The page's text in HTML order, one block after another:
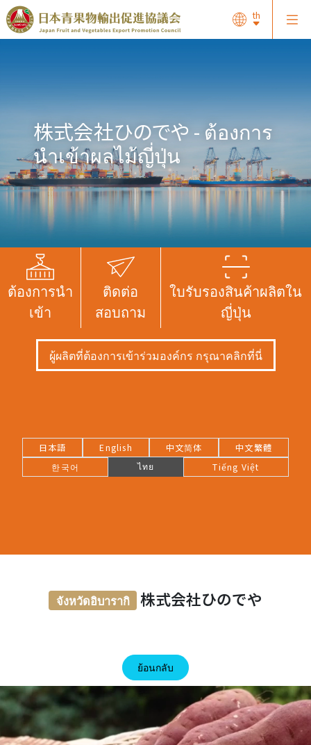
th
株式会社ひのでや - ต้องการ
นำเข้าผลไม้ญี่ปุ่น
ต้องการนำ
เข้า
ติดต่อ
สอบถาม
ใบรับรองสินค้าผลิตใน
ญี่ปุ่น
ผู้ผลิตที่ต้องการเข้าร่วมองค์กร กรุณาคลิกที่นี่
日本語 English 中文简体
中文繁體
한국어
ไทย Tiếng Việt
จังหวัดอิบารากิ 株式会社ひのでや
ย้อนกลับ